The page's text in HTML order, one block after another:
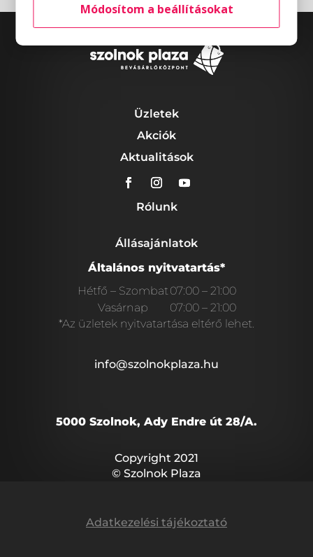
Üzletek
Akciók
Aktualitások
Rólunk
Állásajánlatok
Általános nyitvatartás*
Hétfő – Szombat07:00 – 21:00
Vasárnap
07:00 – 21:00
*Az üzletek nyitvatartása eltérő lehet.
info@szolnokplaza.hu
5000 Szolnok, Ady Endre út 28/A.
Copyright 2021
© Szolnok Plaza
Adatkezelési tájékoztató
Módosítom a beállításokat